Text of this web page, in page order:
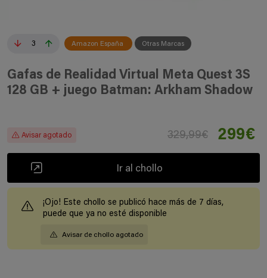
3 Amazon España Otras Marcas
Gafas de Realidad Virtual Meta Quest 3S
128 GB + juego Batman: Arkham Shadow
Avisar agotado 329,99€ 299€
Ir al chollo
¡Ojo! Este chollo se publicó hace más de 7 días,
puede que ya no esté disponible
Avisar de chollo agotado